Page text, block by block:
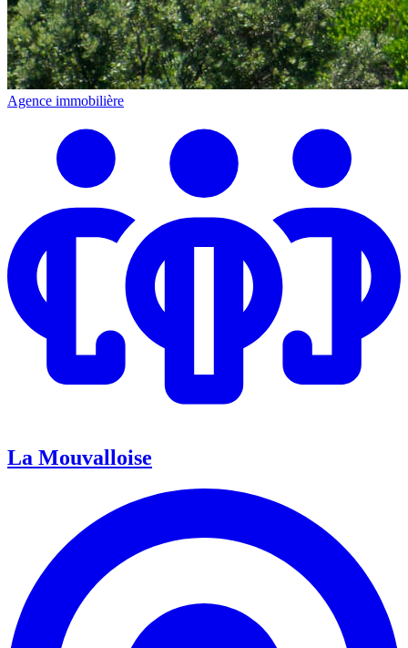
Agence immobilière
La Mouvalloise